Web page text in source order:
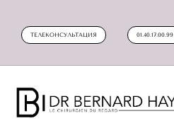
ТЕЛЕКОНСУЛЬТАЦИЯ 01.40.17.00.99